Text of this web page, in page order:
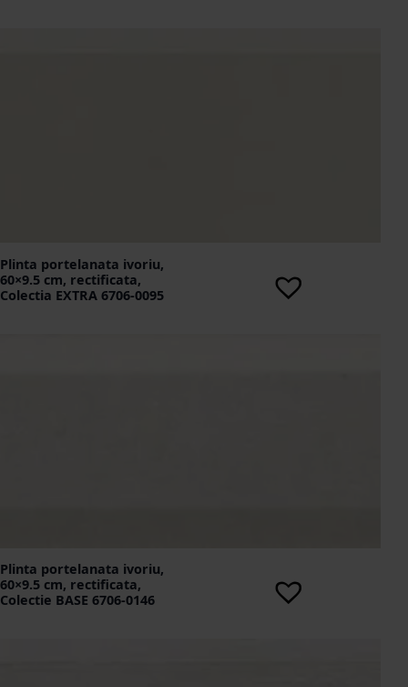
Plinta portelanata ivoriu,
60×9.5 cm, rectificata,
Colectia EXTRA 6706-0095
Plinta portelanata ivoriu,
60×9.5 cm, rectificata,
Colectie BASE 6706-0146